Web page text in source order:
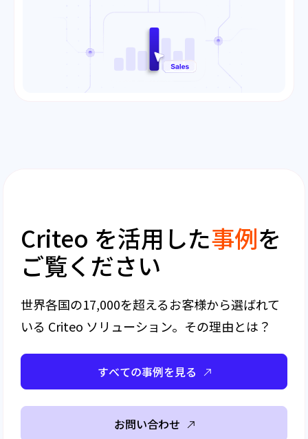
Criteo を活用した事例を
ご覧ください
世界各国の17,000を超えるお客様から選ばれて
いる Criteo ソリューション。その理由とは？
すべての事例を見る
お問い合わせ